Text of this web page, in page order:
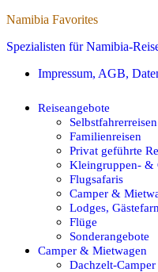
Namibia Favorites
Spezialisten für Namibia-
Impressum, AGB,
Reiseangebote
Familienreisen
Privat geführte
Kleingruppen- &
Flugsafaris
Camper &
Lodges,
Flüge
Sonderangebote
Camper & Mietwagen
Dachzelt-Camper